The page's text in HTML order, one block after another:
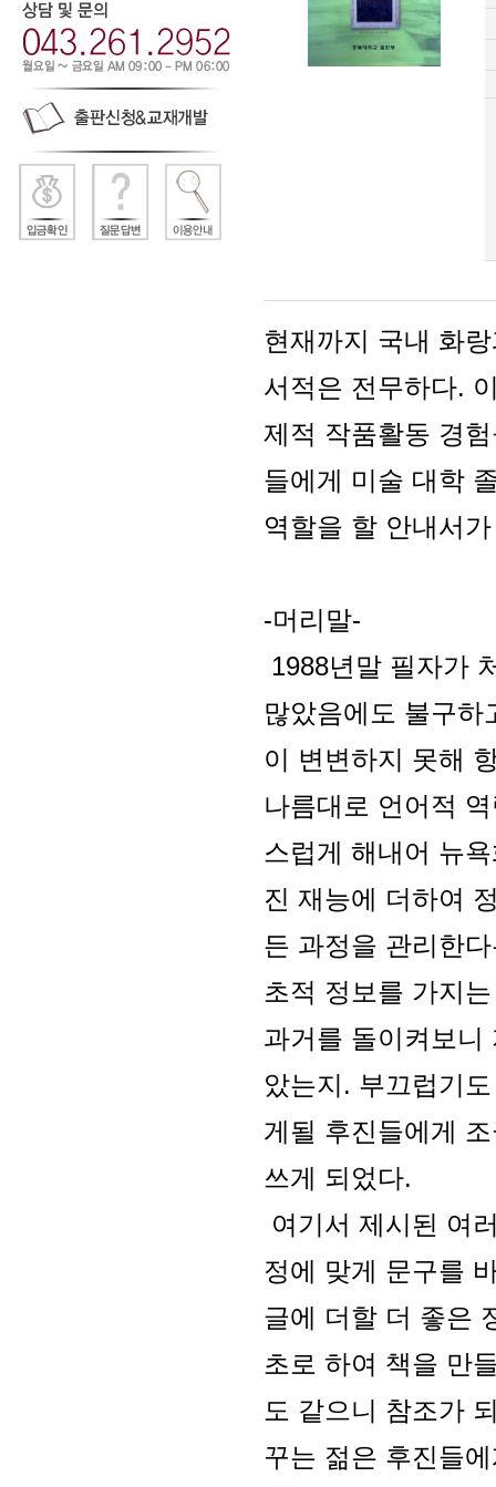
현재까지 국내 화
서적은 전무하다.
제적 작품활동 경
들에게 미술 대학
역할을 할 안내서
-머리말-
1988년말 필자가
많았음에도 불구하
이 변변하지 못해
나름대로 언어적
스럽게 해내어 뉴
진 재능에 더하여
든 과정을 관리한
초적 정보를 가지
과거를 돌이켜보니
았는지. 부끄럽기
게될 후진들에게
쓰게 되었다.
여기서 제시된 여
정에 맞게 문구를
글에 더할 더 좋은
초로 하여 책을 만
도 같으니 참조가
꾸는 젊은 후진들